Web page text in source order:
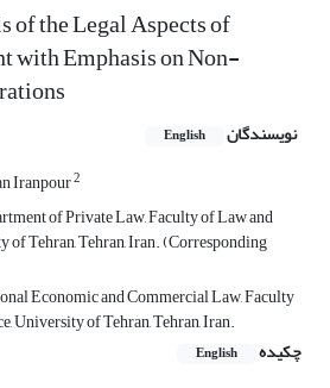
the Legal Aspects of
with Emphasis on Non-
نویسندگان English
Iranpour2
of Private Law, Faculty of Law and
Tehran, Tehran, Iran. (Corresponding
Economic and Commercial Law, Faculty
University of Tehran, Tehran, Iran.
چکیده
English